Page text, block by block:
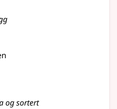
og sortert